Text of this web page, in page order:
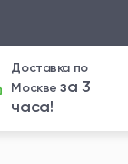
Доставка по
Москвеза 3
часа!